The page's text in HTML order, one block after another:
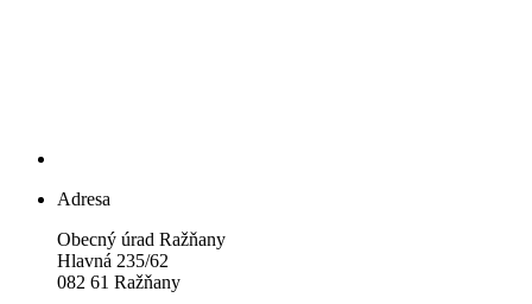
Adresa
Obecný úrad Ražňany
Hlavná 235/62
082 61 Ražňany